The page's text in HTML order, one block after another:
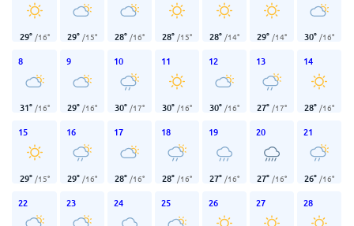
29° /16° 29° /15° 28° /16° 28° /15° 28° /14° 29° /14° 30° /16°
8
31° /16°
9
29° /16°
10
30° /17°
11
30° /16°
12
30° /16°
13
27° /17°
14
28° /16°
15
29° /15°
16
29° /16°
17
28° /16°
18
28° /16°
19
27° /16°
20
27° /16°
21
26° /16°
22 23 24 25 26 27 28